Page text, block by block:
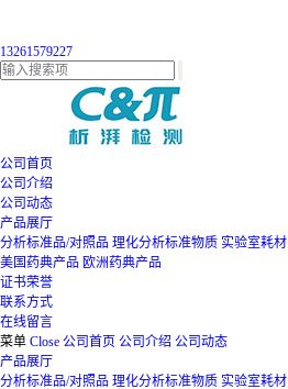
13261579227
公司首页
公司介绍
公司动态
产品展厅
分析标准品/对照品 理化分析标准物质 实验室耗材
美国药典产品 欧洲药典产品
证书荣誉
联系方式
在线留言
菜单 Close 公司首页 公司介绍 公司动态
产品展厅
分析标准品/对照品 理化分析标准物质 实验室耗材